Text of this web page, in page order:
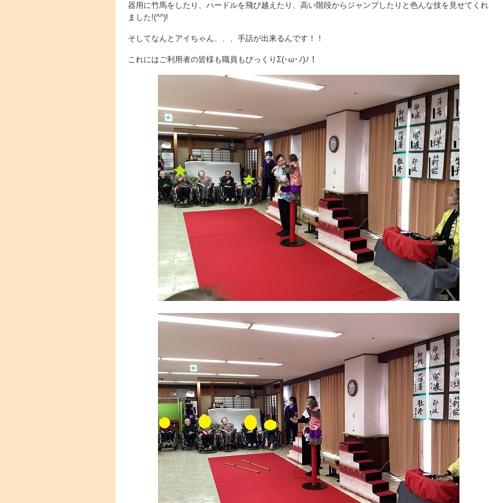
器用に竹馬をしたり、ハードルを飛び越えたり、高い階段からジャンプしたりと色んな技を見せてくれ
ました!(^^)!
そしてなんとアイちゃん、、、手話が出来るんです！！
これにはご利用者の皆様も職員もびっくりΣ(･ω･ﾉ)ﾉ！